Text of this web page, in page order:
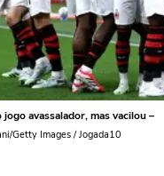
jogo avassalador, mas vacilou –
Getty Images / Jogada10